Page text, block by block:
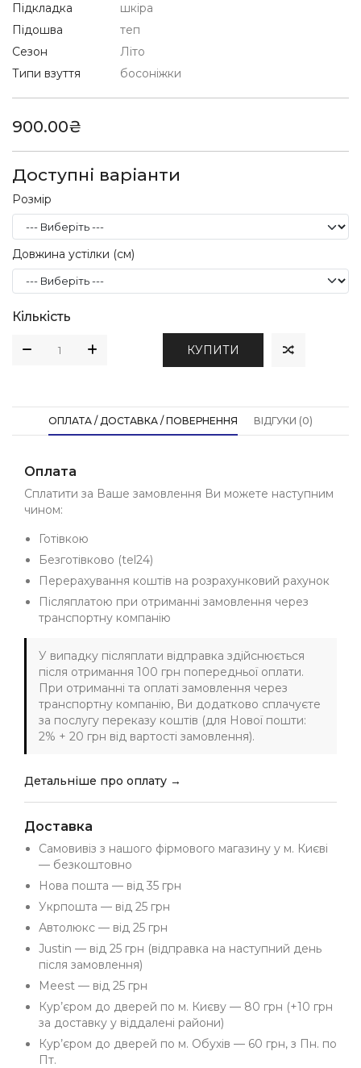
Підкладка
шкіра
Підошва
теп
Сезон
Літо
Типи взуття
босоніжки
900.00₴
Доступні варіанти
Розмір
Довжина устілки (см)
Кількість
КУПИТИ
ОПЛАТА / ДОСТАВКА / ПОВЕРНЕННЯ ВІДГУКИ (0)
Оплата
Сплатити за Ваше замовлення Ви можете наступним
чином:
Готівкою
Безготівково (tel24)
Перерахування коштів на розрахунковий рахунок
Післяплатою при отриманні замовлення через
транспортну компанію
У випадку післяплати відправка здійснюється
після отримання 100 грн попередньої оплати.
При отриманні та оплаті замовлення через
транспортну компанію, Ви додатково сплачуєте
за послугу переказу коштів (для Нової пошти:
2% + 20 грн від вартості замовлення).
Детальніше про оплату →
Доставка
Самовивіз з нашого фірмового магазину у м. Києві
— безкоштовно
Нова пошта — від 35 грн
Укрпошта — від 25 грн
Автолюкс — від 25 грн
Justin — від 25 грн (відправка на наступний день
після замовлення)
Meest — від 25 грн
Кур’єром до дверей по м. Києву — 80 грн (+10 грн
за доставку у віддалені райони)
Кур’єром до дверей по м. Обухів — 60 грн, з Пн. по
Пт.